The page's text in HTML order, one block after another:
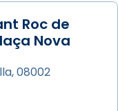
Roc de
Nova
08002